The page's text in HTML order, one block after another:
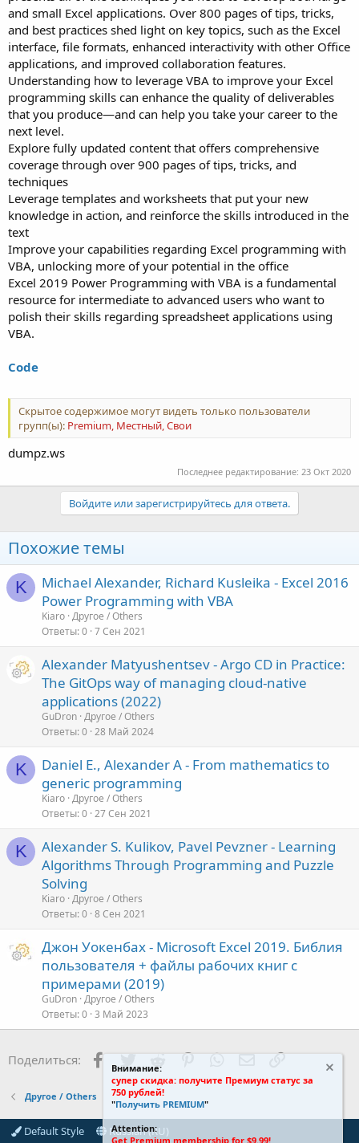
and small Excel applications. Over 800 pages of tips, tricks,
and best practices shed light on key topics, such as the Excel
interface, file formats, enhanced interactivity with other Office
applications, and improved collaboration features.
Understanding how to leverage VBA to improve your Excel
programming skills can enhance the quality of deliverables
that you produce—and can help you take your career to the
next level.
Explore fully updated content that offers comprehensive
coverage through over 900 pages of tips, tricks, and
techniques
Leverage templates and worksheets that put your new
knowledge in action, and reinforce the skills introduced in the
text
Improve your capabilities regarding Excel programming with
VBA, unlocking more of your potential in the office
Excel 2019 Power Programming with VBA is a fundamental
resource for intermediate to advanced users who want to
polish their skills regarding spreadsheet applications using
VBA.
Code
Скрытое содержимое могут видеть только пользователи
групп(ы): Premium, Местный, Свои
dumpz.ws
Последнее редактирование: 23 Окт 2020
Войдите или зарегистрируйтесь для ответа.
Похожие темы
K
Michael Alexander, Richard Kusleika - Excel 2016
Power Programming with VBA
Kiaro Другое / Others
Ответы 0 7 Сен 2021
Alexander Matyushentsev - Argo CD in Practice:
The GitOps way of managing cloud-native
applications (2022)
GuDron Другое / Others
Ответы 0 28 Май 2024
K
Daniel E., Alexander A - From mathematics to
generic programming
Kiaro Другое / Others
Ответы 0 27 Сен 2021
K
Alexander S. Kulikov, Pavel Pevzner - Learning
Algorithms Through Programming and Puzzle
Solving
Kiaro Другое / Others
Ответы 0 8 Сен 2021
Джон Уокенбах - Microsoft Excel 2019. Библия
пользователя + файлы рабочих книг с
примерами (2019)
GuDron Другое / Others
Ответы 0 3 Май 2023
Поделиться: Facebook
TwitterRedditPinterestWhatsAppЭлектронная
Ссылка
Другое / Others
Default Style Russian (RU)
Внимание:
супер скидка: получите Премиум статус за
750 рублей!
"Получить PREMIUM"
Attention:
Get Premium membership for $9.99!